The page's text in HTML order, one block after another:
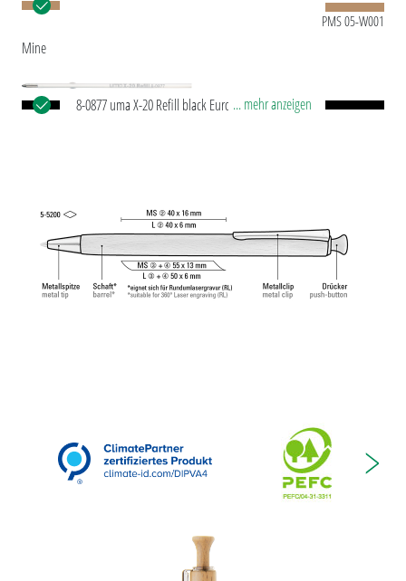
PMS 05-W001
Mine
8-0877 uma X-20 Refill black Europäische X-20
ISO 12757-2, dokumentenecht.
... mehr anzeigen